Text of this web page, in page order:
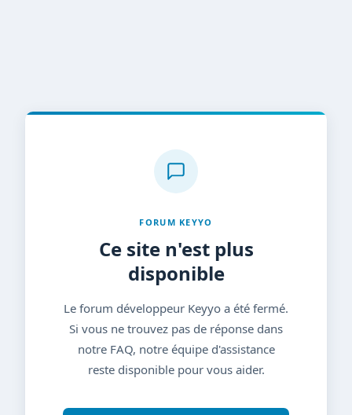
FORUM KEYYO
Ce site n'est plus
disponible
Le forum développeur Keyyo a été fermé.
Si vous ne trouvez pas de réponse dans
notre FAQ, notre équipe d'assistance
reste disponible pour vous aider.